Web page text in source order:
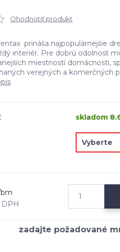
Ohodnotiť produkt
prináša najpopulárnejšie
interiér. Pre dobrú odolnosť
miestností domácnosti,
verejných a komerčných
skladom
bm